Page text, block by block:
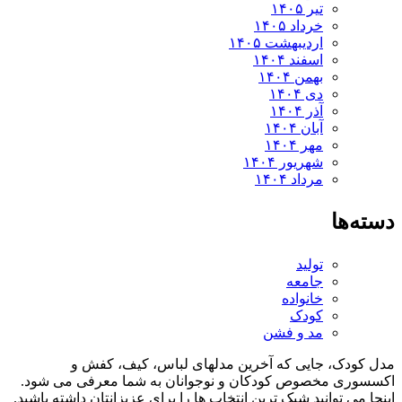
تیر ۱۴۰۵
خرداد ۱۴۰۵
اردیبهشت ۱۴۰۵
اسفند ۱۴۰۴
بهمن ۱۴۰۴
دی ۱۴۰۴
آذر ۱۴۰۴
آبان ۱۴۰۴
مهر ۱۴۰۴
شهریور ۱۴۰۴
مرداد ۱۴۰۴
تولید
جامعه
خانواده
کودک
مد و فشن
کودک، جایی که آخرین مدلهای لباس، کیف، کفش و
مخصوص کودکان و نوجوانان به شما معرفی می شود.
می توانید شیک ترین انتخاب ها را برای عزیزانتان داشته باشید.